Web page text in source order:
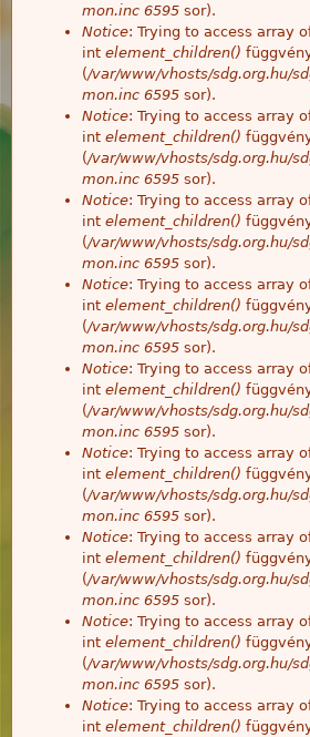
mon.inc 6595 sor).
Notice: Trying to access array
int element_children()
(/var/www/vhosts/sdg.org.hu/
mon.inc 6595 sor).
Notice: Trying to access array
int element_children()
(/var/www/vhosts/sdg.org.hu/
mon.inc 6595 sor).
Notice: Trying to access array
int element_children()
(/var/www/vhosts/sdg.org.hu/
mon.inc 6595 sor).
Notice: Trying to access array
int element_children()
(/var/www/vhosts/sdg.org.hu/
mon.inc 6595 sor).
Notice: Trying to access array
int element_children()
(/var/www/vhosts/sdg.org.hu/
mon.inc 6595 sor).
Notice: Trying to access array
int element_children()
(/var/www/vhosts/sdg.org.hu/
mon.inc 6595 sor).
Notice: Trying to access array
int element_children()
(/var/www/vhosts/sdg.org.hu/
mon.inc 6595 sor).
Notice: Trying to access array
int element_children()
(/var/www/vhosts/sdg.org.hu/
mon.inc 6595 sor).
Notice: Trying to access array
int element_children()